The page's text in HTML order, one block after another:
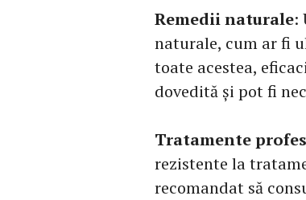
Remedii naturale:
naturale, cum ar fi
toate acestea,
dovedită și pot fi
Tratamente
rezistente la
recomandat să